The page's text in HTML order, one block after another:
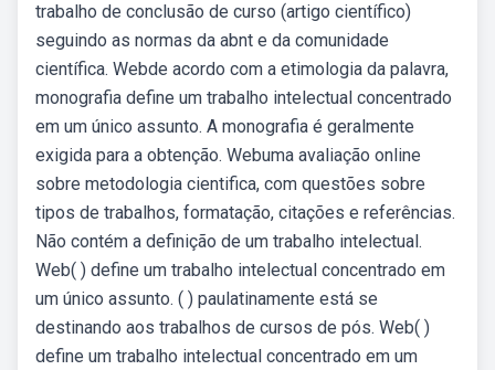
trabalho de conclusão de curso (artigo científico)
seguindo as normas da abnt e da comunidade
científica. Webde acordo com a etimologia da palavra,
monografia define um trabalho intelectual concentrado
em um único assunto. A monografia é geralmente
exigida para a obtenção. Webuma avaliação online
sobre metodologia cientifica, com questões sobre
tipos de trabalhos, formatação, citações e referências.
Não contém a definição de um trabalho intelectual.
Web( ) define um trabalho intelectual concentrado em
um único assunto. ( ) paulatinamente está se
destinando aos trabalhos de cursos de pós. Web( )
define um trabalho intelectual concentrado em um